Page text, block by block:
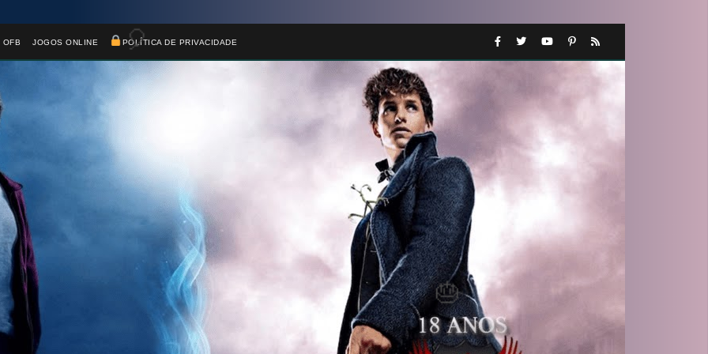
OFB JOGOS ONLINE POLÍTICA DE PRIVACIDADE
1️⃣ 8️⃣
🎂